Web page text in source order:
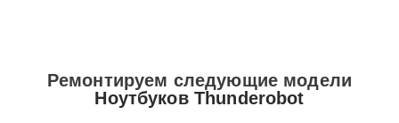
Ремонтируем следующие модели
Ноутбуков Thunderobot